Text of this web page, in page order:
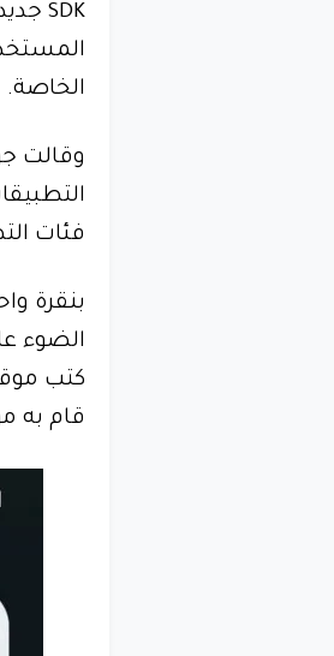
الخاصة.
وقالت
فئات
بنقرة
الضوء
كتب
قام به